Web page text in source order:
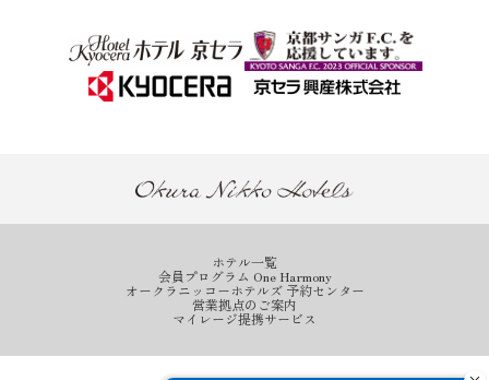
ホテル一覧
会員プログラム One Harmony
オークラニッコーホテルズ 予約センター
営業拠点のご案内
マイレージ提携サービス